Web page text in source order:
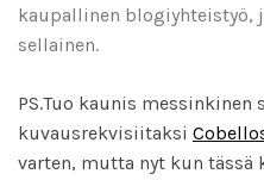
kaupallinen blogiyhteistyö,
sellainen.
PS.Tuo kaunis
kuvausrekvisiitaksi
varten, mutta nyt kun tässä